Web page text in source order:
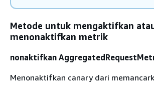
Metode untuk mengaktifkan
menonaktifkan metrik
nonaktifkan
Menonaktifkan canary dari